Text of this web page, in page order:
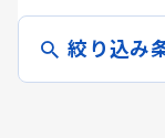
絞り込み